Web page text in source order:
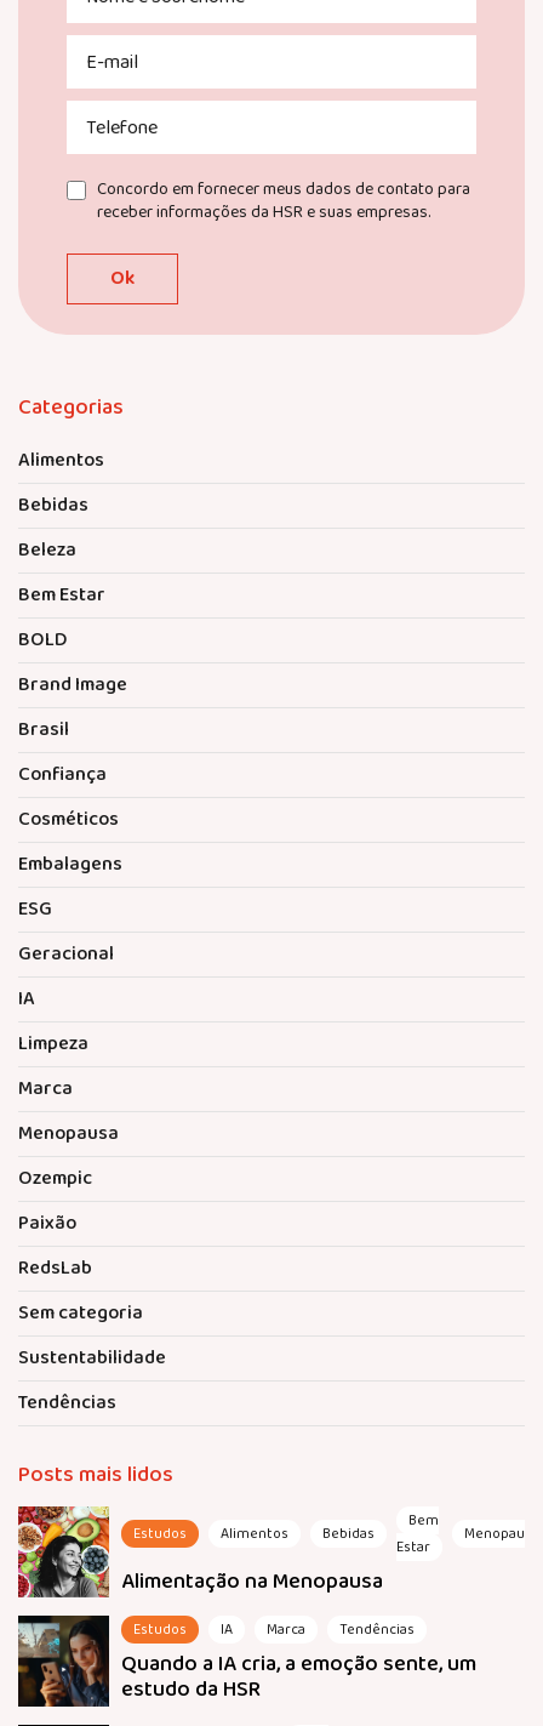
Sobrenome(obrigatório)
Nome
Sobrenome
mail(obrigatório)
Telefone
Consentir
Concordo em fornecer meus dados de contato para
receber informações da HSR e suas empresas.
Categorias
Alimentos
Bebidas
Beleza
Bem Estar
BOLD
Brand Image
Brasil
Confiança
Cosméticos
Embalagens
ESG
Geracional
IA
Limpeza
Marca
Menopausa
Ozempic
Paixão
RedsLab
Sem categoria
Sustentabilidade
Tendências
Posts mais lidos
Estudos Alimentos Bebidas
Bem
Estar
Menopausa
Alimentação na Menopausa
Estudos IA Marca Tendências
Quando a IA cria, a emoção sente, um
estudo da HSR